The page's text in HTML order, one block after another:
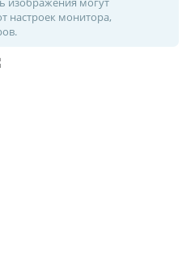
настроек монитора,